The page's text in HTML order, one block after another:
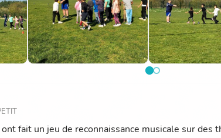
fait un jeu de reconnaissance musicale sur